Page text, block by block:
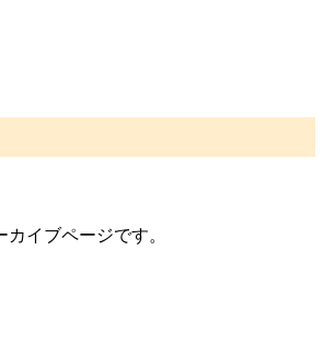
イブページです。